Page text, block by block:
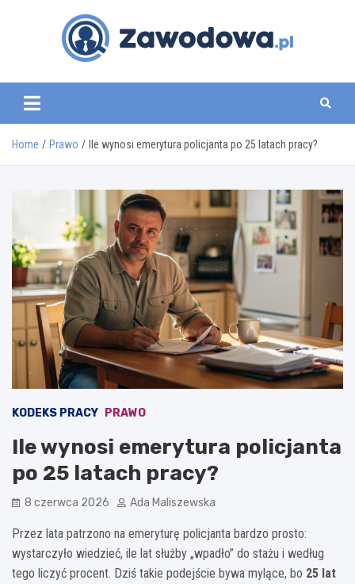
zawodowa.pl
Home Prawo Ile wynosi emerytura policjanta po 25 latach pracy?
KODEKS PRACY PRAWO
Ile wynosi emerytura policjanta
po 25 latach pracy?
8 czerwca 2026 Ada Maliszewska
Przez lata patrzono na emeryturę policjanta bardzo prosto:
wystarczyło wiedzieć, ile lat służby „wpadło” do stażu i według
tego liczyć procent. Dziś takie podejście bywa mylące, bo 25 lat